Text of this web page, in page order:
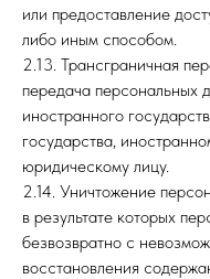
или предоставление
либо иным способом.
2.13. Трансграничная
передача персональных
иностранного
государства,
юридическому лицу.
2.14. Уничтожение
в результате которых
безвозвратно с
восстановления